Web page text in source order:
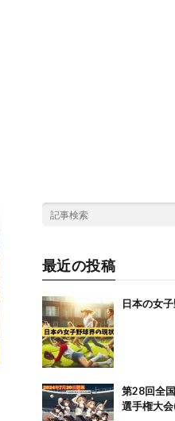
最近の投稿
日本の女
第28回全
選手権大